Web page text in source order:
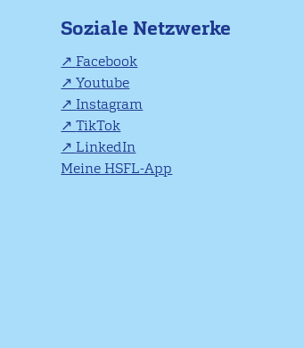
Soziale Netzwerke
Facebook
Youtube
Instagram
TikTok
LinkedIn
Meine HSFL-App